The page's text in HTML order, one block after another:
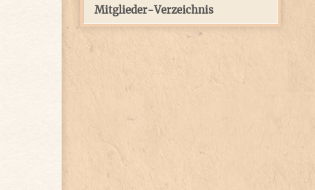
Mitglieder-Verzeichnis